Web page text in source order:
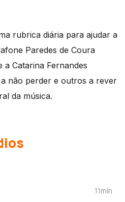
rubrica diária para ajudar a
Paredes de Coura
a Catarina Fernandes
não perder e outros a rever
da música.
11min